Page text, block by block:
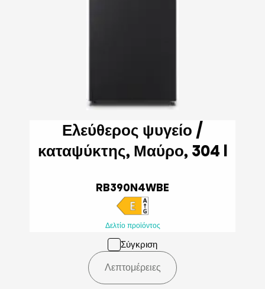
Ελεύθερος ψυγείο /
καταψύκτης, Μαύρο, 304 l
RB390N4WBE
Δελτίο προϊόντος
Σύγκριση
Λεπτομέρειες